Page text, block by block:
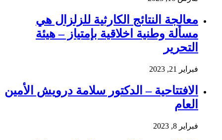
معالجة النتائج الكارثية للزلزال هي
مسألة وطنية اخلاقية بإمتياز – هيئة
التحرير
فبراير 21, 2023
الافتتاحية – الدكتور سلامة درويش الأمين
العام
فبراير 8, 2023